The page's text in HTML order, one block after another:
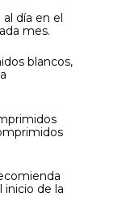
día en el
mes.
blancos,
inicio de la